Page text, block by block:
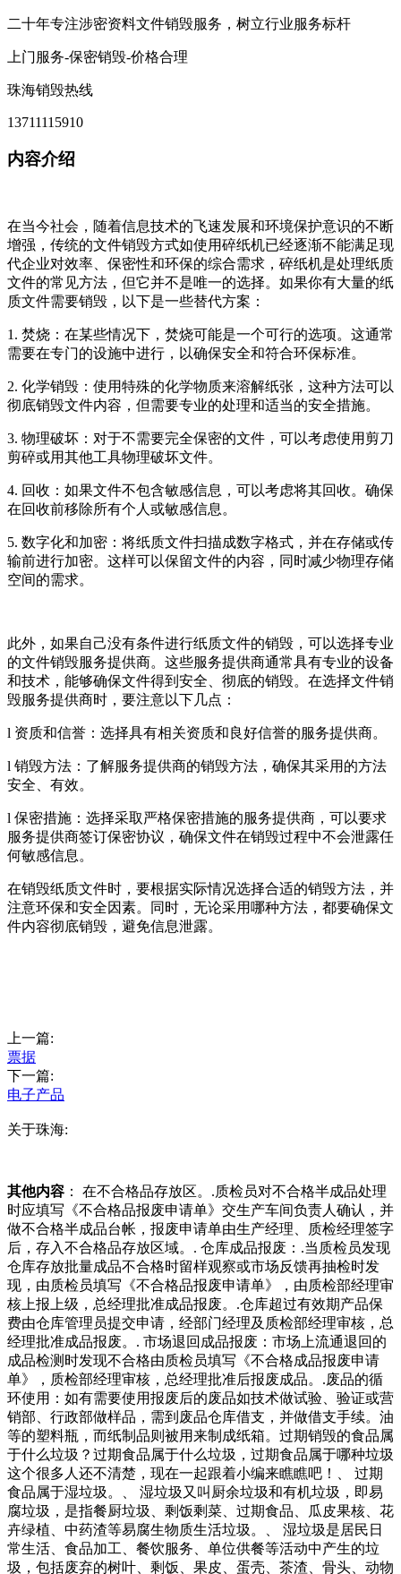
二十年专注涉密资料文件销毁服务，树立行业服务标杆
上门服务-保密销毁-价格合理
珠海销毁热线
13711115910
内容介绍
在当今社会，随着信息技术的飞速发展和环境保护意识的不断
增强，传统的文件销毁方式如使用碎纸机已经逐渐不能满足现
代企业对效率、保密性和环保的综合需求，碎纸机是处理纸质
文件的常见方法，但它并不是唯一的选择。如果你有大量的纸
质文件需要销毁，以下是一些替代方案：
1. 焚烧：在某些情况下，焚烧可能是一个可行的选项。这通常
需要在专门的设施中进行，以确保安全和符合环保标准。
2. 化学销毁：使用特殊的化学物质来溶解纸张，这种方法可以
彻底销毁文件内容，但需要专业的处理和适当的安全措施。
3. 物理破坏：对于不需要完全保密的文件，可以考虑使用剪刀
剪碎或用其他工具物理破坏文件。
4. 回收：如果文件不包含敏感信息，可以考虑将其回收。确保
在回收前移除所有个人或敏感信息。
5. 数字化和加密：将纸质文件扫描成数字格式，并在存储或传
输前进行加密。这样可以保留文件的内容，同时减少物理存储
空间的需求。
此外，如果自己没有条件进行纸质文件的销毁，可以选择专业
的文件销毁服务提供商。这些服务提供商通常具有专业的设备
和技术，能够确保文件得到安全、彻底的销毁。在选择文件销
毁服务提供商时，要注意以下几点：
l 资质和信誉：选择具有相关资质和良好信誉的服务提供商。
l 销毁方法：了解服务提供商的销毁方法，确保其采用的方法
安全、有效。
l 保密措施：选择采取严格保密措施的服务提供商，可以要求
服务提供商签订保密协议，确保文件在销毁过程中不会泄露任
何敏感信息。
在销毁纸质文件时，要根据实际情况选择合适的销毁方法，并
注意环保和安全因素。同时，无论采用哪种方法，都要确保文
件内容彻底销毁，避免信息泄露。
上一篇:
票据
下一篇:
电子产品
关于珠海:
其他内容 ： 在不合格品存放区。.质检员对不合格半成品处理
时应填写《不合格品报废申请单》交生产车间负责人确认，并
做不合格半成品台帐，报废申请单由生产经理、质检经理签字
后，存入不合格品存放区域。. 仓库成品报废：.当质检员发现
仓库存放批量成品不合格时留样观察或市场反馈再抽检时发
现，由质检员填写《不合格品报废申请单》，由质检部经理审
核上报上级，总经理批准成品报废。.仓库超过有效期产品保
费由仓库管理员提交申请，经部门经理及质检部经理审核，总
经理批准成品报废。. 市场退回成品报废：市场上流通退回的
成品检测时发现不合格由质检员填写《不合格成品报废申请
单》，质检部经理审核，总经理批准后报废成品。.废品的循
环使用：如有需要使用报废后的废品如技术做试验、验证或营
销部、行政部做样品，需到废品仓库借支，并做借支手续。油
等的塑料瓶，而纸制品则被用来制成纸箱。过期销毁的食品属
于什么垃圾？过期食品属于什么垃圾，过期食品属于哪种垃圾
这个很多人还不清楚，现在一起跟着小编来瞧瞧吧！、 过期
食品属于湿垃圾。、 湿垃圾又叫厨余垃圾和有机垃圾，即易
腐垃圾，是指餐厨垃圾、剩饭剩菜、过期食品、瓜皮果核、花
卉绿植、中药渣等易腐生物质生活垃圾。、 湿垃圾是居民日
常生活、食品加工、餐饮服务、单位供餐等活动中产生的垃
圾，包括废弃的树叶、剩饭、果皮、蛋壳、茶渣、骨头、动物